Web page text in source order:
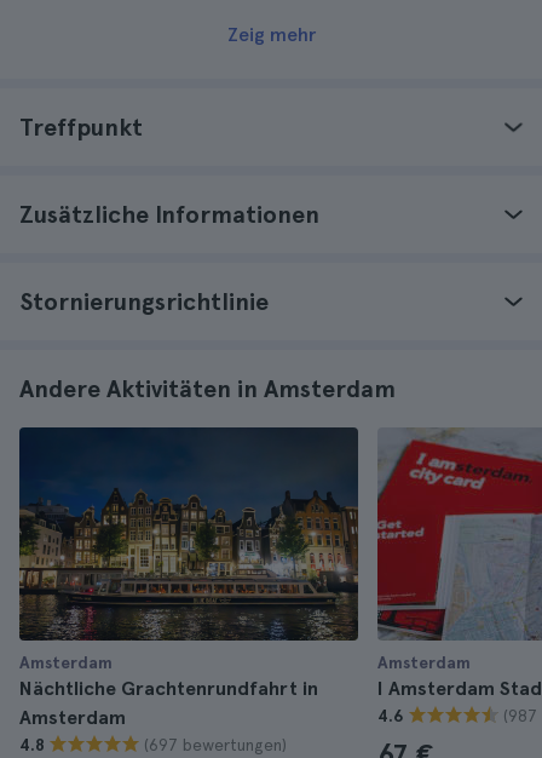
Zeig mehr
Treffpunkt
Zusätzliche Informationen
Stornierungsrichtlinie
Andere Aktivitäten in Amsterdam
Amsterdam
Nächtliche Grachtenrundfahrt in
Amsterdam
4.8 (697 bewertungen)
Amsterdam
I Amsterdam
4.6 (987